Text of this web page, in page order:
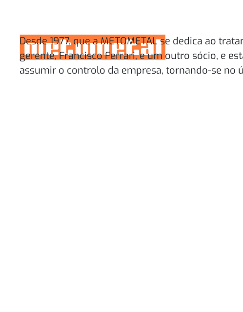
Skip to main content
Desde 1977, que a METOMETAL se dedica ao
gerente, Francisco Ferrari, e um outro sócio, e
assumir o controlo da empresa, tornando-se no